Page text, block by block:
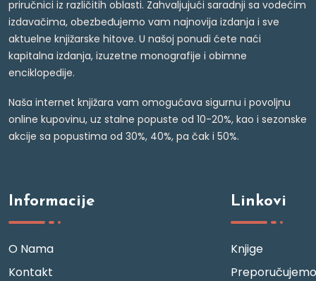
priručnici iz različitih oblasti. Zahvaljujući saradnji sa vodećim
izdavačima, obezbeđujemo vam najnovija izdanja i sve
aktuelne knjižarske hitove. U našoj ponudi ćete naći
kapitalna izdanja, izuzetne monografije i obimne
enciklopedije.
Naša internet knjižara vam omogućava sigurnu i povoljnu
online kupovinu, uz stalne popuste od 10-20%, kao i sezonske
akcije sa popustima od 30%, 40%, pa čak i 50%.
Informacije
O Nama
Kontakt
Linkovi
Knjige
Preporučujemo